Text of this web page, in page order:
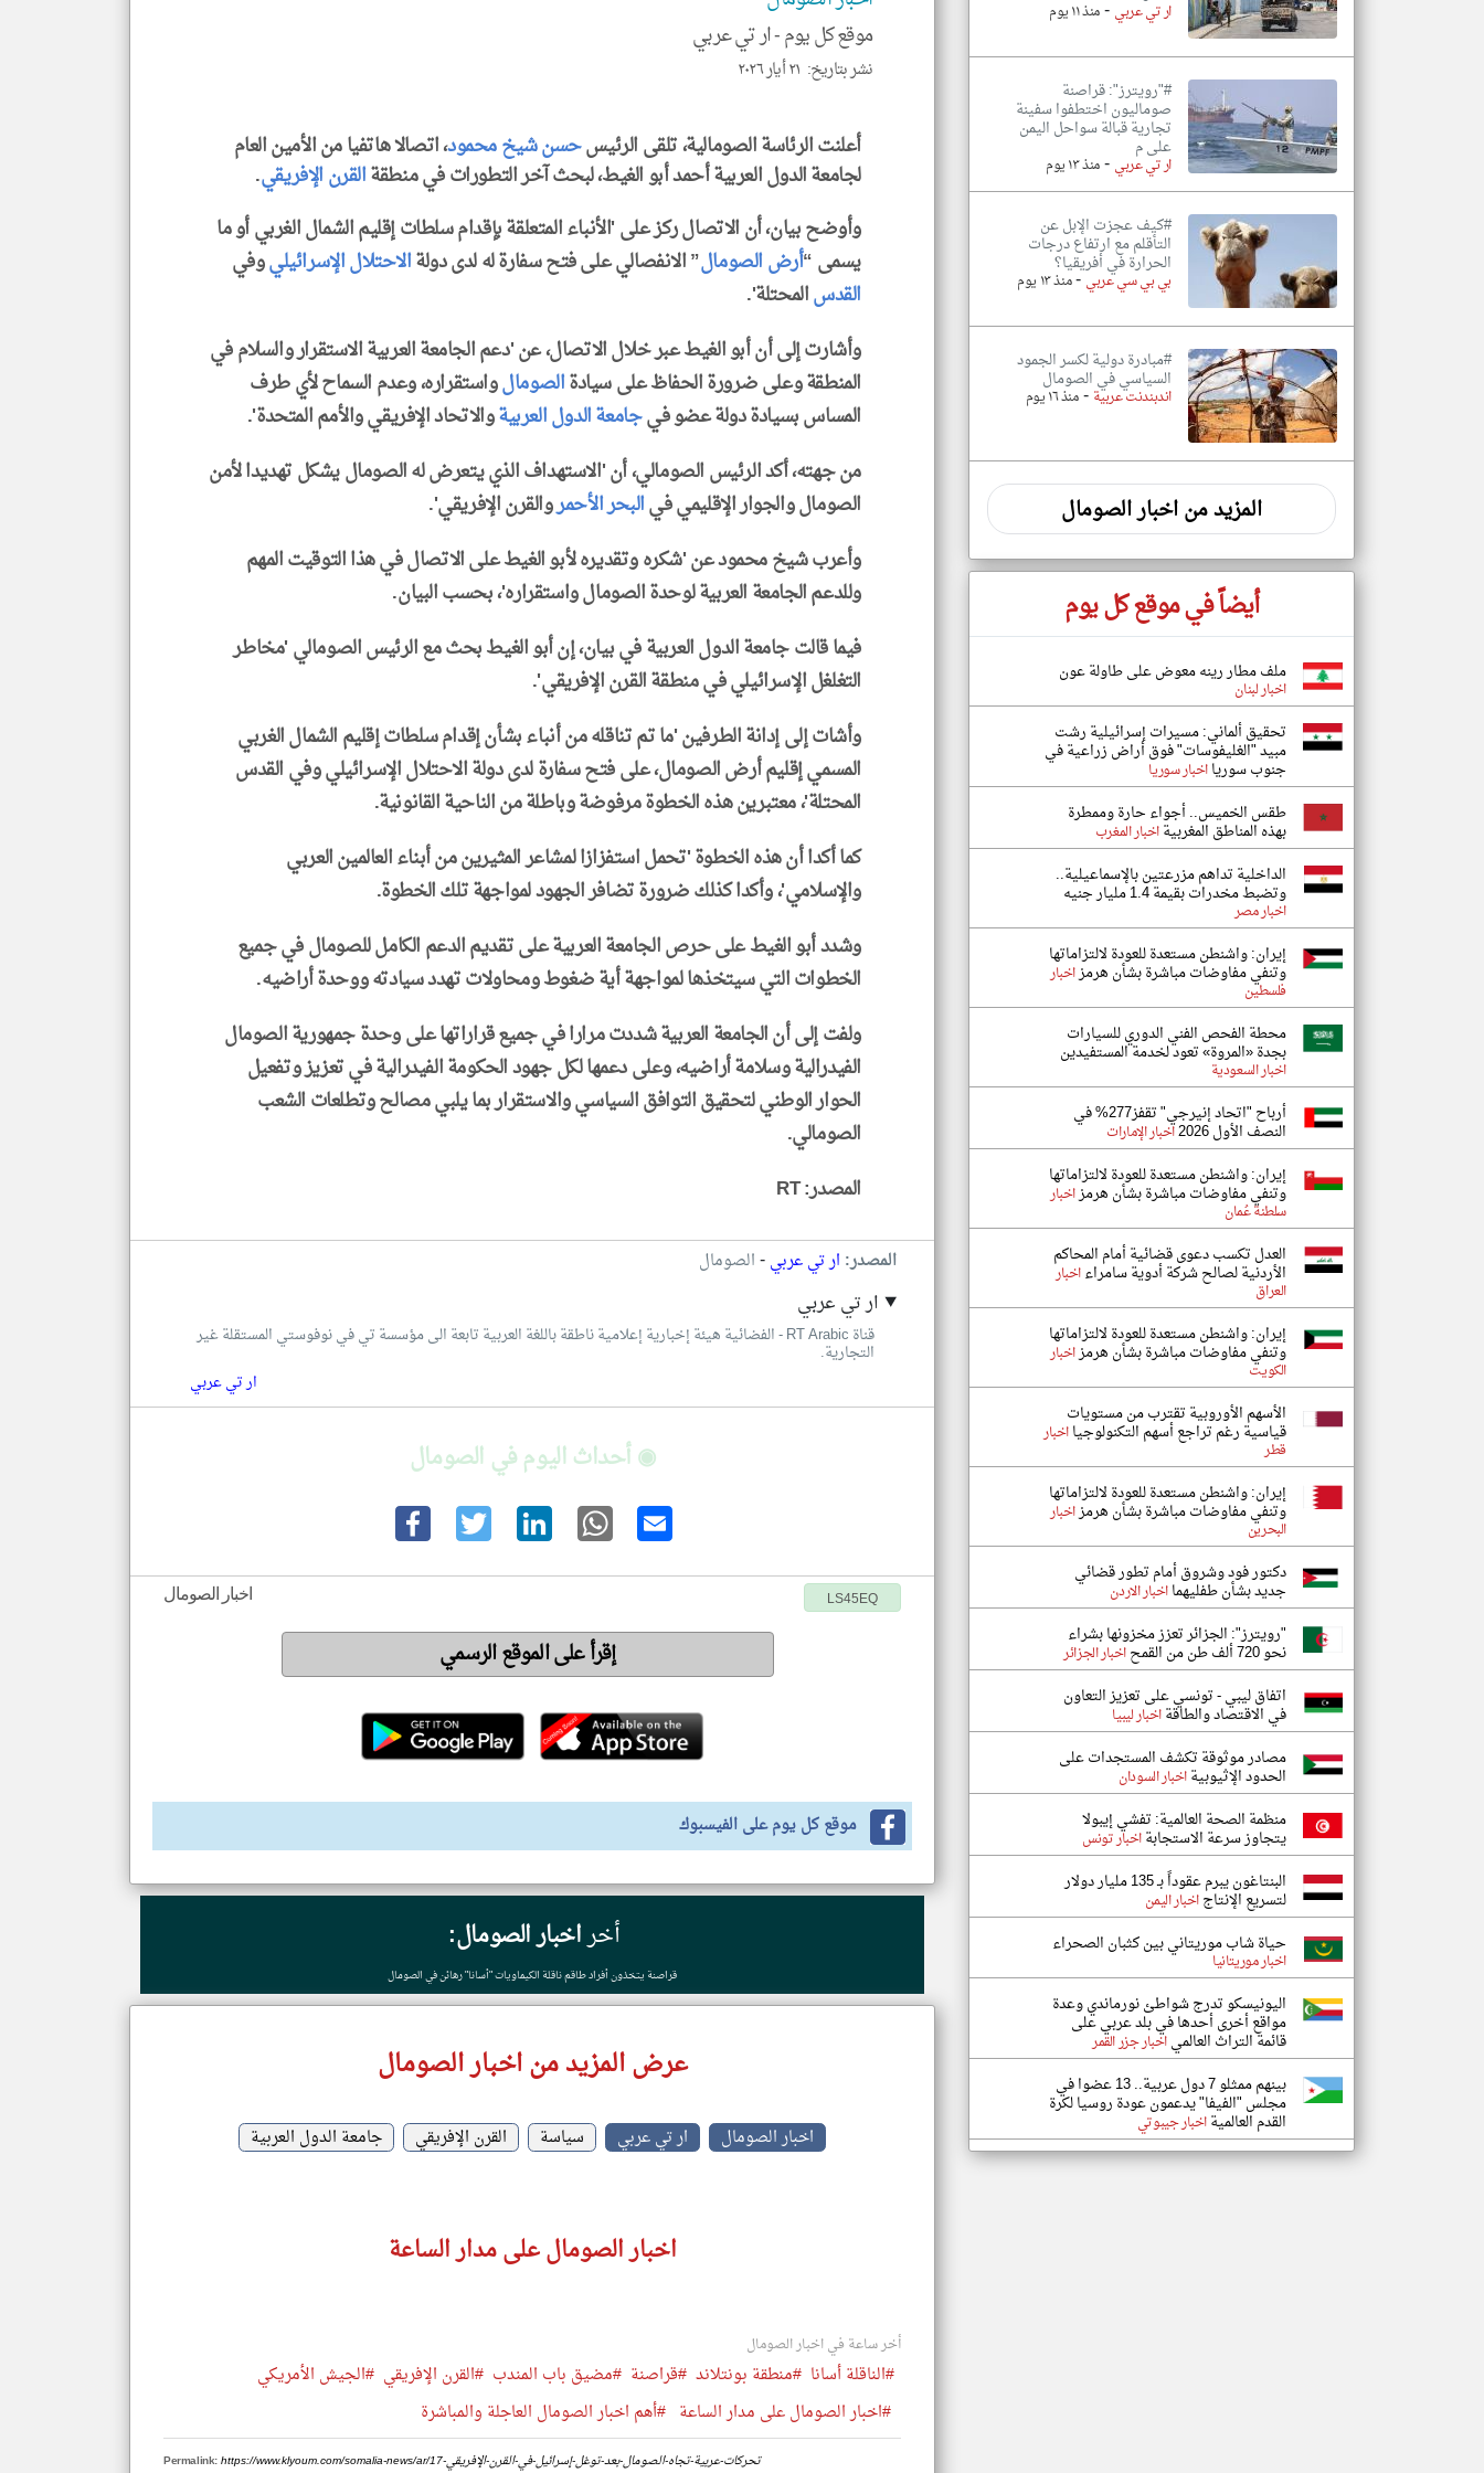
موقع كل يوم -ار تي عربي
نشر بتاريخ: ٢١ أيار ٢٠٢٦
أعلنت الرئاسة الصومالية، تلقى الرئيسحسن شيخ محمود، اتصالا هاتفيا من الأمين العام
لجامعة الدول العربية أحمد أبو الغيط، لبحث آخر التطورات في منطقةالقرن الإفريقي.
وأوضح بيان، أن الاتصال ركز على 'الأنباء المتعلقة بإقدام سلطات إقليم الشمال الغربي أو ما
يسمى “أرض الصومال” الانفصالي على فتح سفارة له لدى دولةالاحتلال الإسرائيليوفي
القدسالمحتلة'.
وأشارت إلى أن أبو الغيط عبر خلال الاتصال، عن 'دعم الجامعة العربية الاستقرار والسلام في
المنطقة وعلى ضرورة الحفاظ على سيادةالصومالواستقراره، وعدم السماح لأي طرف
المساس بسيادة دولة عضو فيجامعة الدول العربيةوالاتحاد الإفريقي والأمم المتحدة'.
من جهته، أكد الرئيس الصومالي، أن 'الاستهداف الذي يتعرض له الصومال يشكل تهديدا لأمن
الصومال والجوار الإقليمي فيالبحر الأحمروالقرن الإفريقي'.
وأعرب شيخ محمود عن 'شكره وتقديره لأبو الغيط على الاتصال في هذا التوقيت المهم
وللدعم الجامعة العربية لوحدة الصومال واستقراره'، بحسب البيان.
فيما قالت جامعة الدول العربية في بيان، إن أبو الغيط بحث مع الرئيس الصومالي 'مخاطر
التغلغل الإسرائيلي في منطقة القرن الإفريقي'.
وأشات إلى إدانة الطرفين 'ما تم تناقله من أنباء بشأن إقدام سلطات إقليم الشمال الغربي
المسمي إقليم أرض الصومال، على فتح سفارة لدى دولة الاحتلال الإسرائيلي وفي القدس
المحتلة'، معتبرين هذه الخطوة مرفوضة وباطلة من الناحية القانونية.
كما أكدا أن هذه الخطوة 'تحمل استفزازا لمشاعر المثيرين من أبناء العالمين العربي
والإسلامي'، وأكدا كذلك ضرورة تضافر الجهود لمواجهة تلك الخطوة.
وشدد أبو الغيط على حرص الجامعة العربية على تقديم الدعم الكامل للصومال في جميع
الخطوات التي سيتخذها لمواجهة أية ضغوط ومحاولات تهدد سيادته ووحدة أراضيه.
ولفت إلى أن الجامعة العربية شددت مرارا في جميع قراراتها على وحدة جمهورية الصومال
الفيدرالية وسلامة أراضيه، وعلى دعمها لكل جهود الحكومة الفيدرالية في تعزيز وتفعيل
الحوار الوطني لتحقيق التوافق السياسي والاستقرار بما يلبي مصالح وتطلعات الشعب
الصومالي.
المصدر: RT
المصدر: ار تي عربي-الصومال
ار تي عربي
قناة RT Arabic - الفضائية هيئة إخبارية إعلامية ناطقة باللغة العربية تابعة الى مؤسسة تي في نوفوستي المستقلة غير
التجارية.
ار تي عربي
◉ أحداث اليوم في الصومال
اخبار الصومال LS45EQ
إقرأ على الموقع الرسمي
موقع كل يوم على الفيسبوك
أخراخبار الصومال:
قراصنة يتخذون أفراد طاقم ناقلة الكيماويات "أسانا" رهائن في الصومال
عرض المزيد من اخبار الصومال
اخبار الصومال ار تي عربي سياسة القرن الإفريقي جامعة الدول العربية
اخبار الصومال على مدار الساعة
أخر ساعة في اخبار الصومال
#الناقلة أسانا #منطقة بونتلاند #قراصنة #مضيق باب المندب #القرن الإفريقي #الجيش الأمريكي
#اخبار الصومال على مدار الساعة #أهم اخبار الصومال العاجلة والمباشرة
Permalink: https://www.klyoum.com/somalia-news/ar/17-تحركات-عربية-تجاه-الصومال-بعد-توغل-إسرائيل-في-القرن-الإفريقي
ار تي عربي -منذ ١١ يوم
#"رويترز": قراصنة
صوماليون اختطفوا سفينة
تجارية قبالة سواحل اليمن
على م
ار تي عربي -منذ ١٣ يوم
#كيف عجزت الإبل عن
التأقلم مع ارتفاع درجات
الحرارة في أفريقيا؟
بي بي سي عربي-منذ ١٣ يوم
#مبادرة دولية لكسر الجمود
السياسي في الصومال
اندبندنت عربية -منذ ١٦ يوم
المزيد من اخبار الصومال
أيضاً في موقع كل يوم
ملف مطار رينه معوض على طاولة عون
اخبار لبنان
تحقيق ألماني: مسيرات إسرائيلية رشت
مبيد "الغليفوسات" فوق أراض زراعية في
جنوب سوريااخبار سوريا
طقس الخميس.. أجواء حارة وممطرة
بهذه المناطق المغربيةاخبار المغرب
الداخلية تداهم مزرعتين بالإسماعيلية..
وتضبط مخدرات بقيمة 1.4 مليار جنيه
اخبار مصر
إيران: واشنطن مستعدة للعودة لالتزاماتها
وتنفي مفاوضات مباشرة بشأن هرمزاخبار
فلسطين
محطة الفحص الفني الدوري للسيارات
بجدة «المروة» تعود لخدمة المستفيدين
اخبار السعودية
أرباح "اتحاد إنيرجي" تقفز277% في
النصف الأول 2026 اخبار الإمارات
إيران: واشنطن مستعدة للعودة لالتزاماتها
وتنفي مفاوضات مباشرة بشأن هرمزاخبار
سلطنة عُمان
العدل تكسب دعوى قضائية أمام المحاكم
الأردنية لصالح شركة أدوية سامراءاخبار
العراق
إيران: واشنطن مستعدة للعودة لالتزاماتها
وتنفي مفاوضات مباشرة بشأن هرمزاخبار
الكويت
الأسهم الأوروبية تقترب من مستويات
قياسية رغم تراجع أسهم التكنولوجيااخبار
قطر
إيران: واشنطن مستعدة للعودة لالتزاماتها
وتنفي مفاوضات مباشرة بشأن هرمزاخبار
البحرين
دكتور فود وشروق أمام تطور قضائي
جديد بشأن طفليهمااخبار الاردن
"رويترز": الجزائر تعزز مخزونها بشراء
نحو 720 ألف طن من القمح اخبار الجزائر
اتفاق ليبي - تونسي على تعزيز التعاون
في الاقتصاد والطاقةاخبار ليبيا
مصادر موثوقة تكشف المستجدات على
الحدود الإثيوبيةاخبار السودان
منظمة الصحة العالمية: تفشي إيبولا
يتجاوز سرعة الاستجابةاخبار تونس
البنتاغون يبرم عقوداً بـ 135 مليار دولار
لتسريع الإنتاجاخبار اليمن
حياة شاب موريتاني بين كثبان الصحراء
اخبار موريتانيا
اليونيسكو تدرج شواطئ نورماندي وعدة
مواقع أخرى أحدها في بلد عربي على
قائمة التراث العالمياخبار جزر القمر
بينهم ممثلو 7 دول عربية.. 13 عضوا في
مجلس "الفيفا" يدعمون عودة روسيا لكرة
القدم العالميةاخبار جيبوتي